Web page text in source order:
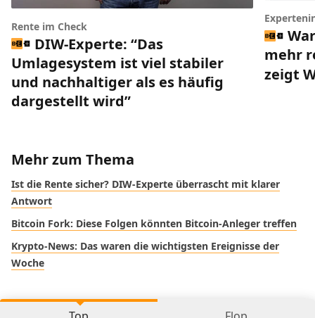
Rente im Check
DIW-Experte: “Das
Umlagesystem ist viel stabiler
und nachhaltiger als es häufig
dargestellt wird”
mehr
zeigt
Mehr zum Thema
Ist die Rente sicher? DIW-Experte überrascht mit klarer
Antwort
Bitcoin Fork: Diese Folgen könnten Bitcoin-Anleger treffen
Krypto-News: Das waren die wichtigsten Ereignisse der
Woche